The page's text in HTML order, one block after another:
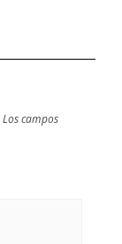
Los campos